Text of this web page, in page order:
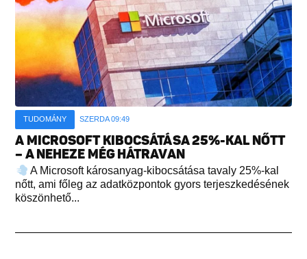
TUDOMÁNY SZERDA 09:49
A MICROSOFT KIBOCSÁTÁSA 25%-KAL NŐTT
– A NEHEZE MÉG HÁTRAVAN
A Microsoft károsanyag-kibocsátása tavaly 25%-kal
nőtt, ami főleg az adatközpontok gyors terjeszkedésének
köszönhető...